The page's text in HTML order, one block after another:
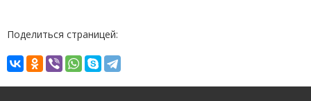
Поделиться страницей: